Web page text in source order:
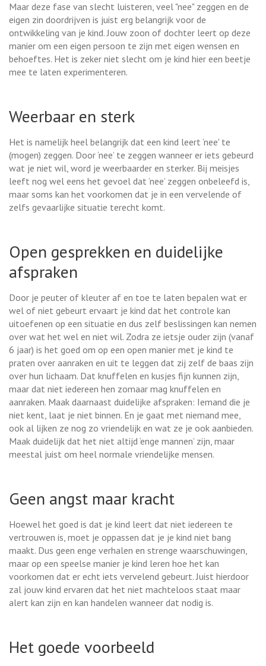
Maar deze fase van slecht luisteren, veel "nee" zeggen en de
eigen zin doordrijven is juist erg belangrijk voor de
ontwikkeling van je kind. Jouw zoon of dochter leert op deze
manier om een eigen persoon te zijn met eigen wensen en
behoeftes. Het is zeker niet slecht om je kind hier een beetje
mee te laten experimenteren.
Weerbaar en sterk
Het is namelijk heel belangrijk dat een kind leert ‘nee' te
(mogen) zeggen. Door ‘nee’ te zeggen wanneer er iets gebeurd
wat je niet wil, word je weerbaarder en sterker. Bij meisjes
leeft nog wel eens het gevoel dat ‘nee’ zeggen onbeleefd is,
maar soms kan het voorkomen dat je in een vervelende of
zelfs gevaarlijke situatie terecht komt.
Open gesprekken en duidelijke
afspraken
Door je peuter of kleuter af en toe te laten bepalen wat er
wel of niet gebeurt ervaart je kind dat het controle kan
uitoefenen op een situatie en dus zelf beslissingen kan nemen
over wat het wel en niet wil. Zodra ze ietsje ouder zijn (vanaf
6 jaar) is het goed om op een open manier met je kind te
praten over aanraken en uit te leggen dat zij zelf de baas zijn
over hun lichaam. Dat knuffelen en kusjes fijn kunnen zijn,
maar dat niet iedereen hen zomaar mag knuffelen en
aanraken. Maak daarnaast duidelijke afspraken: Iemand die je
niet kent, laat je niet binnen. En je gaat met niemand mee,
ook al lijken ze nog zo vriendelijk en wat ze je ook aanbieden.
Maak duidelijk dat het niet altijd ‘enge mannen’ zijn, maar
meestal juist om heel normale vriendelijke mensen.
Geen angst maar kracht
Hoewel het goed is dat je kind leert dat niet iedereen te
vertrouwen is, moet je oppassen dat je je kind niet bang
maakt. Dus geen enge verhalen en strenge waarschuwingen,
maar op een speelse manier je kind leren hoe het kan
voorkomen dat er echt iets vervelend gebeurt. Juist hierdoor
zal jouw kind ervaren dat het niet machteloos staat maar
alert kan zijn en kan handelen wanneer dat nodig is.
Het goede voorbeeld